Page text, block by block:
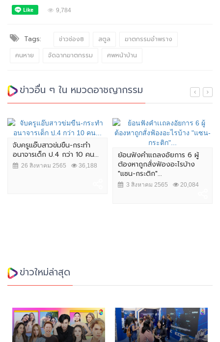
9,784
Tags: ข่าวช่อง8 สตูล
ฆาตกรรมอำพราง
คนหาย
จัดฉากฆาตกรรม ศพหน้าบ้าน
ข่าวอื่น ๆ ใน หมวดอาชญากรรม
จับครูแอ๊บสาวข่มขืน-กระทำ
อนาจารเด็ก ป.4 กว่า 10 คน...
26 สิงหาคม 2565 36,188
ย้อนฟังคำเเถลงอัยการ 6 ผู้
ต้องหาถูกสั่งฟ้องอะไรบ้าง
"แซน-กระติก"...
3 สิงหาคม 2565 20,084
ข่าวใหม่ล่าสุด